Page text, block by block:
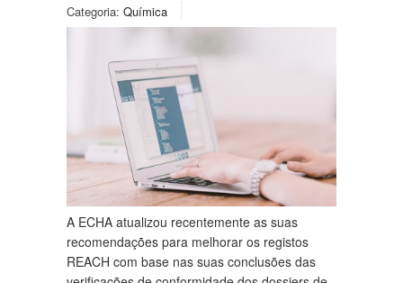
Categoria: Química
A ECHA atualizou recentemente as suas
recomendações para melhorar os registos
REACH com base nas suas conclusões das